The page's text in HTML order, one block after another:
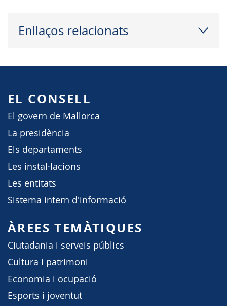
Enllaços relacionats
EL CONSELL
El govern de Mallorca
La presidència
Els departaments
Les instal·lacions
Les entitats
Sistema intern d'informació
ÀREES TEMÀTIQUES
Ciutadania i serveis públics
Cultura i patrimoni
Economia i ocupació
Esports i joventut